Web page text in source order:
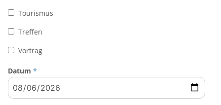
Tourismus
Treffen
Vortrag
Datum *